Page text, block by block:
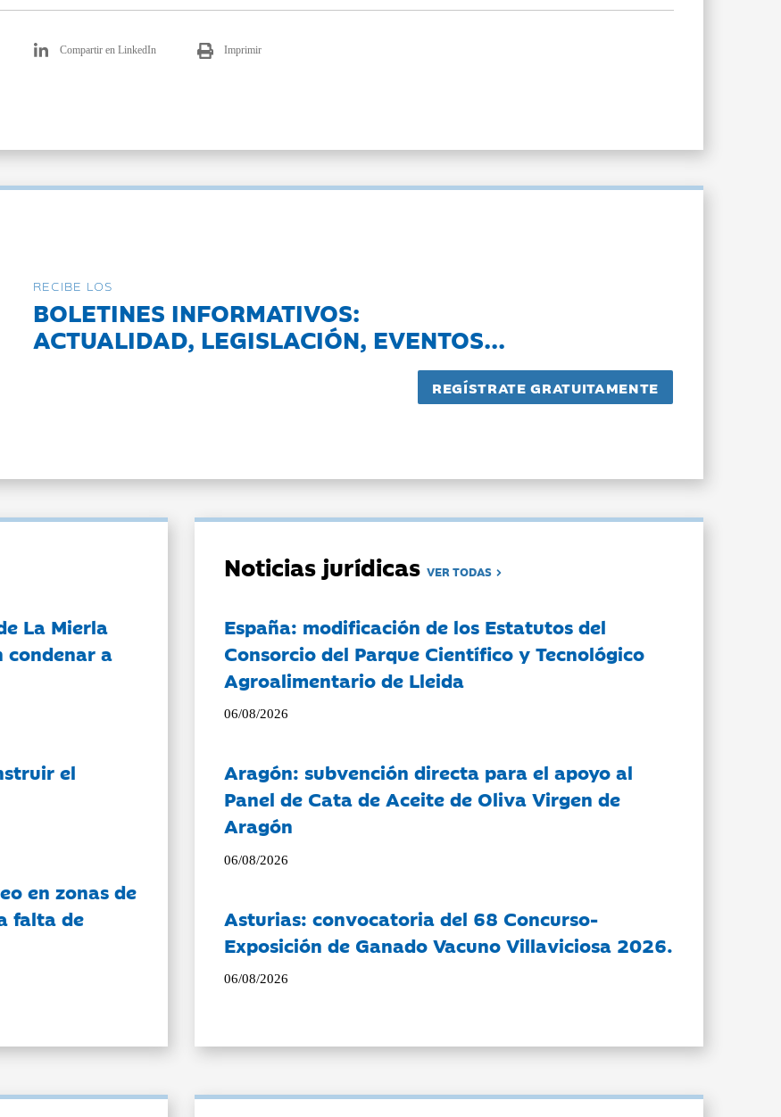
Compartir en LinkedIn Imprimir
RECIBE LOS
BOLETINES INFORMATIVOS:
ACTUALIDAD, LEGISLACIÓN, EVENTOS...
La Mierla
condenar a
el
en zonas de
falta de
Noticias jurídicasVER TODAS
España: modificación de los Estatutos del
Consorcio del Parque Científico y Tecnológico
Agroalimentario de Lleida
06/08/2026
Aragón: subvención directa para el apoyo al
Panel de Cata de Aceite de Oliva Virgen de
Aragón
06/08/2026
Asturias: convocatoria del 68 Concurso-
Exposición de Ganado Vacuno Villaviciosa 2026.
06/08/2026